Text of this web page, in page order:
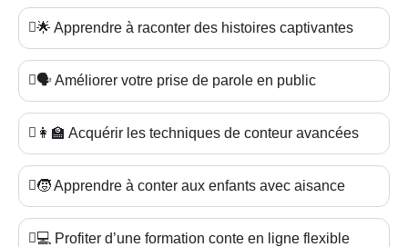
🌟 Apprendre à raconter des histoires captivantes
🗣️ Améliorer votre prise de parole en public
👩‍🏫 Acquérir les techniques de conteur avancées
🧒 Apprendre à conter aux enfants avec aisance
💻 Profiter d’une formation conte en ligne flexible